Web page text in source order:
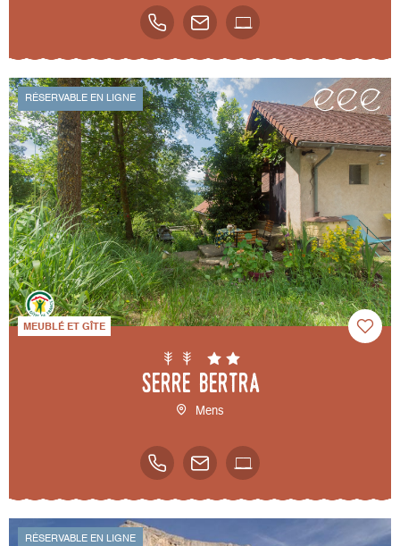
MEUBLÉ ET GÎTE
Serre Bertra
Mens
RÉSERVABLE EN LIGNE
RÉSERVABLE EN LIGNE